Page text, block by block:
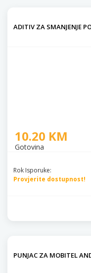
ADITIV ZA SMANJENJE
10.20 KM
Gotovina
Rok Isporuke:
Provjerite dostupnost!
PUNJAC ZA MOBITEL